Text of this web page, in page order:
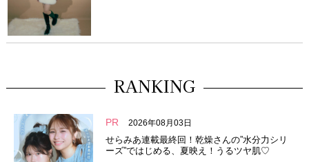
RANKING
PR 2026年08月03日
せらみあ連載最終回！乾燥さんの”水分力シリ
ーズ”ではじめる、夏映え！うるツヤ肌♡